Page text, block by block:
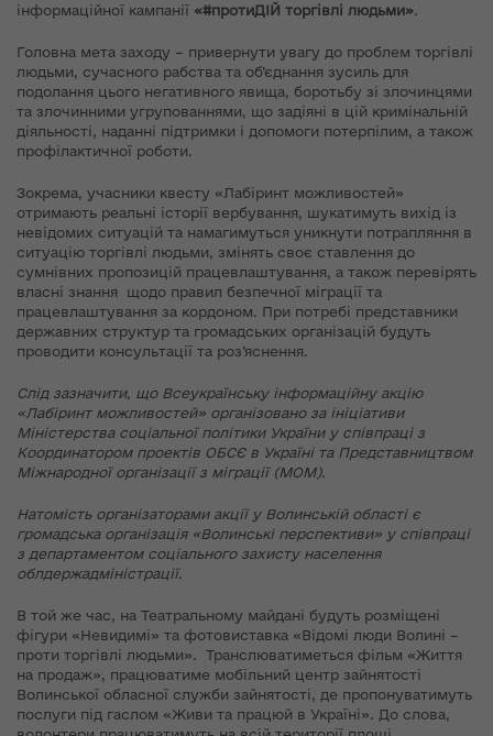
інформаційної кампанії «#протиДІЙ торгівлі людьми».
Головна мета заходу – привернути увагу до проблем торгівлі
людьми, сучасного рабства та об’єднання зусиль для
подолання цього негативного явища, боротьбу зі злочинцями
та злочинними угрупованнями, що задіяні в цій кримінальній
діяльності, наданні підтримки і допомоги потерпілим, а також
профілактичної роботи.
Зокрема, учасники квесту «Лабіринт можливостей»
отримають реальні історії вербування, шукатимуть вихід із
невідомих ситуацій та намагимуться уникнути потрапляння в
ситуацію торгівлі людьми, змінять своє ставлення до
сумнівних пропозицій працевлаштування, а також перевірять
власні знання щодо правил безпечної міграції та
працевлаштування за кордоном. При потребі представники
державних структур та громадських організацій будуть
проводити консультації та роз’яснення.
Слід зазначити, що Всеукраїнську інформаційну акцію
«Лабіринт можливостей» організовано за ініціативи
Міністерства соціальної політики України у співпраці з
Координатором проектів ОБСЄ в Україні та Представництвом
Міжнародної організації з міграції (МОМ).
Натомість організаторами акції у Волинській області є
громадська організація «Волинські перспективи» у співпраці
з департаментом соціального захисту населення
облдержадміністрації.
В той же час, на Театральному майдані будуть розміщені
фігури «Невидимі» та фотовиставка «Відомі люди Волині –
проти торгівлі людьми». Транслюватиметься фільм «Життя
на продаж», працюватиме мобільний центр зайнятості
Волинської обласної служби зайнятості, де пропонуватимуть
послуги під гаслом «Живи та працюй в Україні». До слова,